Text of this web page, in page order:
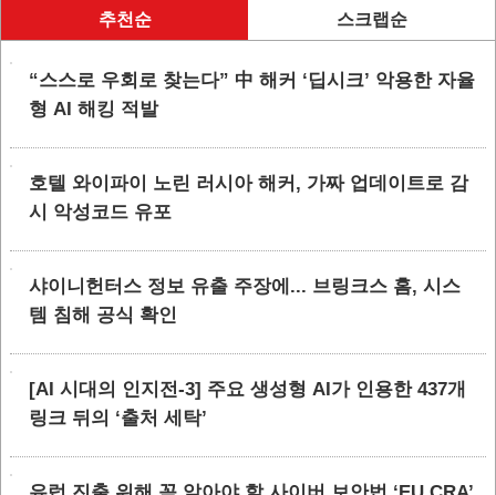
추천순 스크랩순
“스스로 우회로 찾는다” 中 해커 ‘딥시크’ 악용한 자율
형 AI 해킹 적발
호텔 와이파이 노린 러시아 해커, 가짜 업데이트로 감
시 악성코드 유포
샤이니헌터스 정보 유출 주장에... 브링크스 홈, 시스
템 침해 공식 확인
[AI 시대의 인지전-3] 주요 생성형 AI가 인용한 437개
링크 뒤의 ‘출처 세탁’